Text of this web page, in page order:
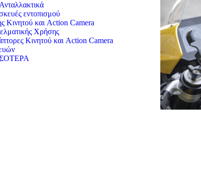
εντοπισμού
Κινητού και Action Camera
Χρήσης
Κινητού και Action Camera